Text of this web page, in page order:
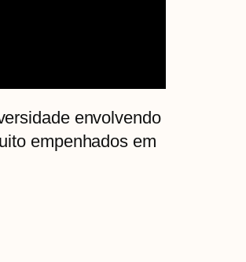
envolvendo
empenhados em